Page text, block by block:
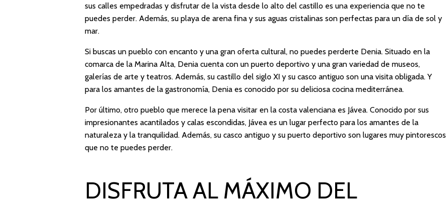
sus calles empedradas y disfrutar de la vista desde lo alto del castillo es una experiencia que no te
puedes perder. Además, su playa de arena fina y sus aguas cristalinas son perfectas para un día de sol y
mar.
Si buscas un pueblo con encanto y una gran oferta cultural, no puedes perderte Denia. Situado en la
comarca de la Marina Alta, Denia cuenta con un puerto deportivo y una gran variedad de museos,
galerías de arte y teatros. Además, su castillo del siglo XI y su casco antiguo son una visita obligada. Y
para los amantes de la gastronomía, Denia es conocido por su deliciosa cocina mediterránea.
Por último, otro pueblo que merece la pena visitar en la costa valenciana es Jávea. Conocido por sus
impresionantes acantilados y calas escondidas, Jávea es un lugar perfecto para los amantes de la
naturaleza y la tranquilidad. Además, su casco antiguo y su puerto deportivo son lugares muy pintorescos
que no te puedes perder.
DISFRUTA AL MÁXIMO DEL